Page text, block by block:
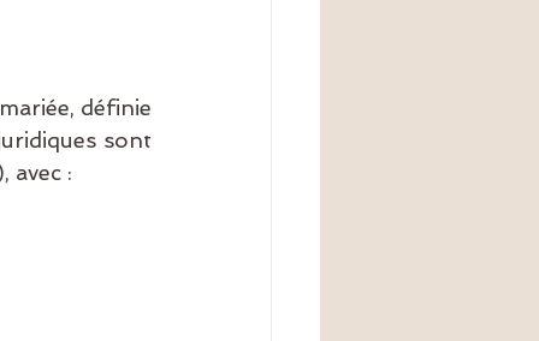
définie
sont
avec :